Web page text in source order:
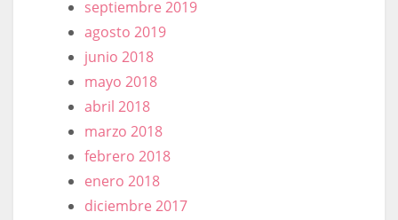
septiembre 2019
agosto 2019
junio 2018
mayo 2018
abril 2018
marzo 2018
febrero 2018
enero 2018
diciembre 2017